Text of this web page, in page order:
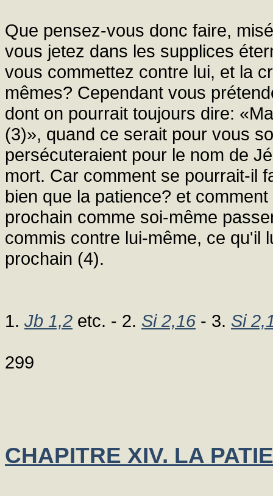
Que pensez-vous donc faire,
vous jetez dans les supplices
vous commettez contre lui, et la
mêmes? Cependant vous
dont on pourrait toujours dire:
(3)», quand ce serait pour vous
persécuteraient pour le nom de
mort. Car comment se pourrait-il
bien que la patience? et
prochain comme soi-même
commis contre lui-même, ce qu'il
prochain (4).
1. Jb 1,2 etc. - 2. Si 2,16 - 3. Si
299
CHAPITRE XIV. LA